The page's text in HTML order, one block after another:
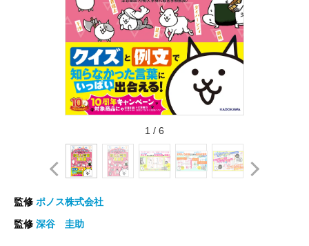
1 / 6
監修 ポノス株式会社
監修 深谷 圭助